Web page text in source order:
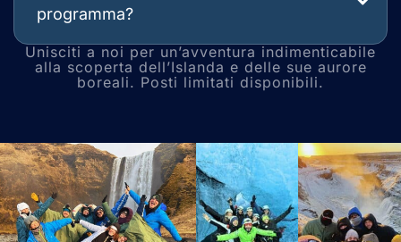
programma?
Unisciti a noi per un’avventura indimenticabile
alla scoperta dell’Islanda e delle sue aurore
boreali. Posti limitati disponibili.